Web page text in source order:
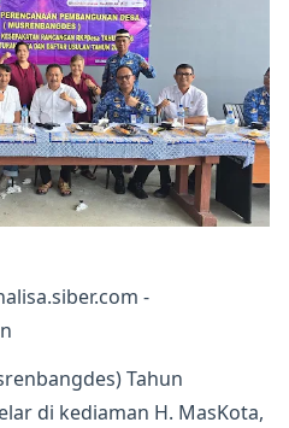
-
Tahun
di kediaman H. MasKota,